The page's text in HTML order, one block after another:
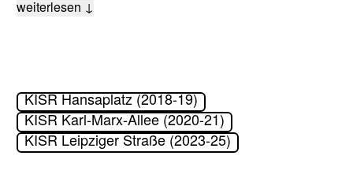
weiterlesen ↓
KISR Hansaplatz (2018-19)
KISR Karl-Marx-Allee (2020-21)
KISR Leipziger Straße (2023-25)